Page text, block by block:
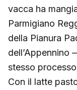
vacca ha
Parmigiano
della Pianura
dell’Appennino
stesso
Con il latte